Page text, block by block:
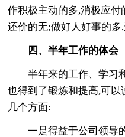
作积极主动的多,消极应
还价的无;做好人好事的多,
四、半年工作的体会
半年来的工作、学习
也得到了锻炼和提高,可
几个方面:
一是得益于公司领导